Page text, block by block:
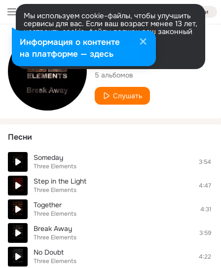
Войти
Мы используем cookie-файлы, чтобы улучшить
сервисы для вас. Если ваш возраст менее 13 лет,
настроить cookie-файлы должен ваш законный
представитель. Больше информации
Разрешить все Настроить
Исполнитель
Three Elements
5 альбомов
Слушать
Песни
Someday
Three Elements
3:54
Step in the Light
Three Elements
4:47
Together
Three Elements
4:31
Break Away
Three Elements
3:59
No Doubt
Three Elements
4:22
Информация о контенте
на платформе — здесь